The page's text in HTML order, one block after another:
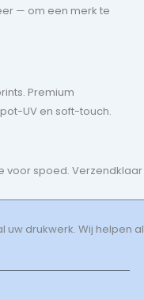
— om een merk te
Premium
UV en soft-touch.
voor spoed. Verzendklaar
uw drukwerk. Wij helpen al